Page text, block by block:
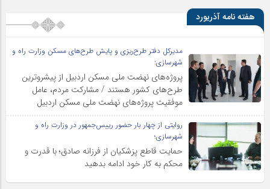
هفته نامه آذریورد
مدیرکل دفتر طرح‌ریزی و پایش طرح‌های مسکن وزارت راه و
شهرسازی:
پروژه‌های نهضت ملی مسکن اردبیل از پیشروترین
طرح‌های کشور هستند / مشارکت مردم، عامل
موفقیت پروژه‌های نهضت ملی مسکن اردبیل
روایتی از چهار بار حضور رییس‌جمهور در وزارت راه و
شهرسازی؛
حمایت قاطع پزشکیان از فرزانه صادق؛ با قدرت و
محکم به کار خود ادامه بدهید